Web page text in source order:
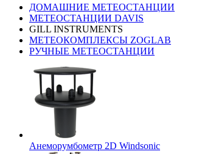
ДОМАШНИЕ МЕТЕОСТАНЦИИ
МЕТЕОСТАНЦИИ DAVIS
GILL INSTRUMENTS
МЕТЕОКОМПЛЕКСЫ ZOGLAB
РУЧНЫЕ МЕТЕОСТАНЦИИ
Анеморумбометр 2D Windsonic